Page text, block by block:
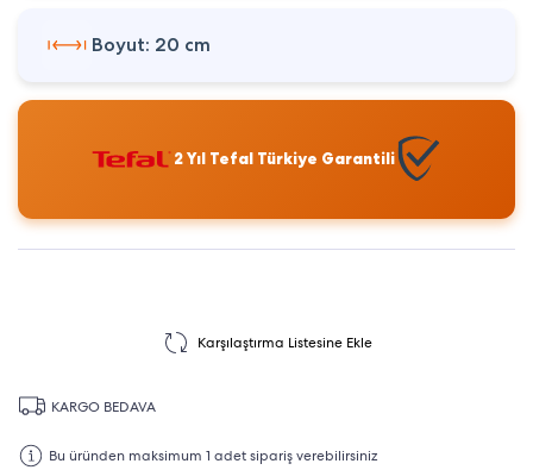
Boyut: 20 cm
2 Yıl Tefal Türkiye Garantili
Karşılaştırma Listesine Ekle
KARGO BEDAVA
Bu üründen maksimum 1 adet sipariş verebilirsiniz